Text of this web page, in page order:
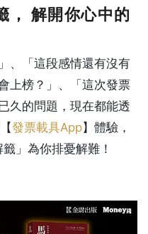
， 解開你心中的
」、
「這段感情還有沒有
上榜？ 」、「這次發票
久的問題，現在都能透
發票載具App】體驗，
」為你排憂解難！